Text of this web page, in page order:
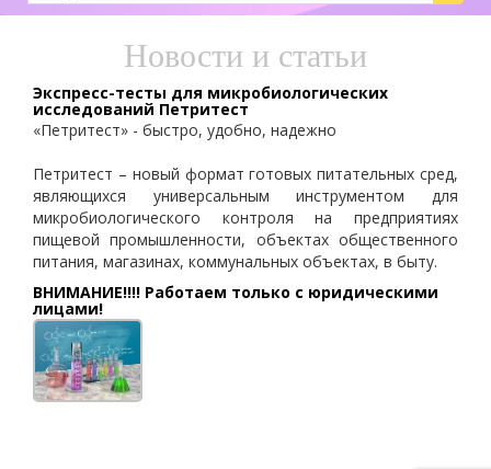
Новости и статьи
Экспресс-тесты для микробиологических
исследований Петритест
«Петритест» - быстро, удобно, надежно
Петритест – новый формат готовых питательных сред,
являющихся универсальным инструментом для
микробиологического контроля на предприятиях
пищевой промышленности, объектах общественного
питания, магазинах, коммунальных объектах, в быту.
ВНИМАНИЕ!!!! Работаем только с юридическими
лицами!